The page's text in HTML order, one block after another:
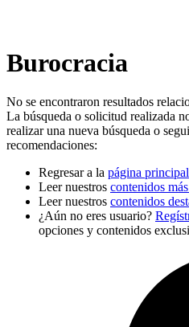
Burocracia
No se encontraron resultados
La búsqueda o solicitud realizada
realizar una nueva búsqueda o
recomendaciones:
Regresar a la página principal
Leer nuestros contenidos
Leer nuestros contenidos
¿Aún no eres usuario?
opciones y contenidos